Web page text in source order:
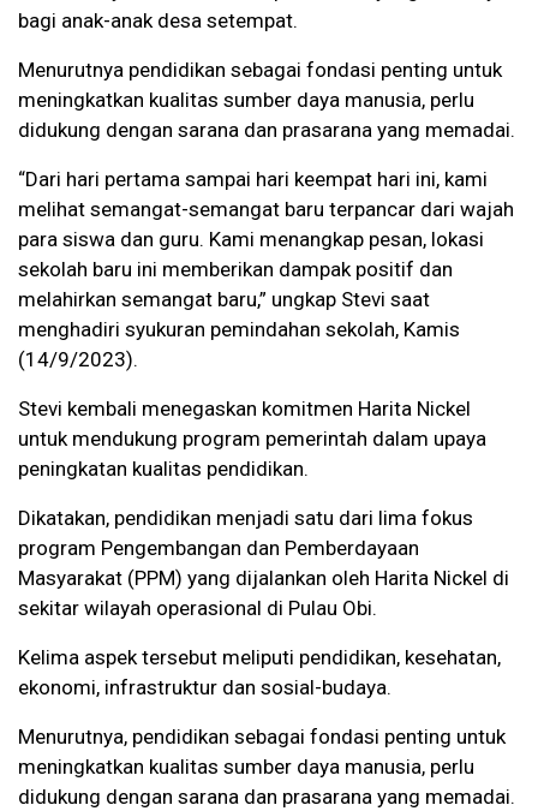
bagi anak-anak desa setempat.
Menurutnya pendidikan sebagai fondasi penting untuk
meningkatkan kualitas sumber daya manusia, perlu
didukung dengan sarana dan prasarana yang memadai.
“Dari hari pertama sampai hari keempat hari ini, kami
melihat semangat-semangat baru terpancar dari wajah
para siswa dan guru. Kami menangkap pesan, lokasi
sekolah baru ini memberikan dampak positif dan
melahirkan semangat baru,” ungkap Stevi saat
menghadiri syukuran pemindahan sekolah, Kamis
(14/9/2023).
Stevi kembali menegaskan komitmen Harita Nickel
untuk mendukung program pemerintah dalam upaya
peningkatan kualitas pendidikan.
Dikatakan, pendidikan menjadi satu dari lima fokus
program Pengembangan dan Pemberdayaan
Masyarakat (PPM) yang dijalankan oleh Harita Nickel di
sekitar wilayah operasional di Pulau Obi.
Kelima aspek tersebut meliputi pendidikan, kesehatan,
ekonomi, infrastruktur dan sosial-budaya.
Menurutnya, pendidikan sebagai fondasi penting untuk
meningkatkan kualitas sumber daya manusia, perlu
didukung dengan sarana dan prasarana yang memadai.